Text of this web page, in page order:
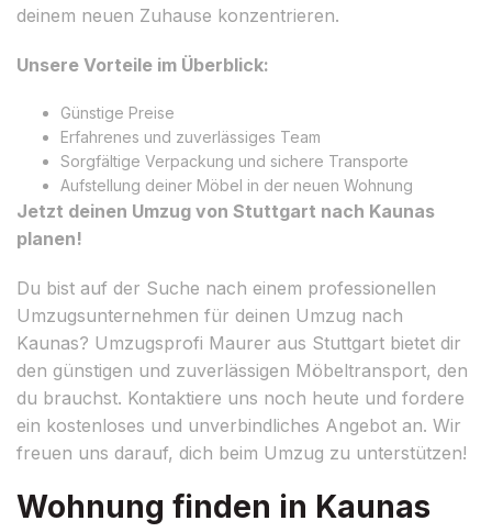
deinem neuen Zuhause konzentrieren.
Unsere Vorteile im Überblick:
Günstige Preise
Erfahrenes und zuverlässiges Team
Sorgfältige Verpackung und sichere Transporte
Aufstellung deiner Möbel in der neuen Wohnung
Jetzt deinen Umzug von Stuttgart nach Kaunas
planen!
Du bist auf der Suche nach einem professionellen
Umzugsunternehmen für deinen Umzug nach
Kaunas? Umzugsprofi Maurer aus Stuttgart bietet dir
den günstigen und zuverlässigen Möbeltransport, den
du brauchst. Kontaktiere uns noch heute und fordere
ein kostenloses und unverbindliches Angebot an. Wir
freuen uns darauf, dich beim Umzug zu unterstützen!
Wohnung finden in Kaunas